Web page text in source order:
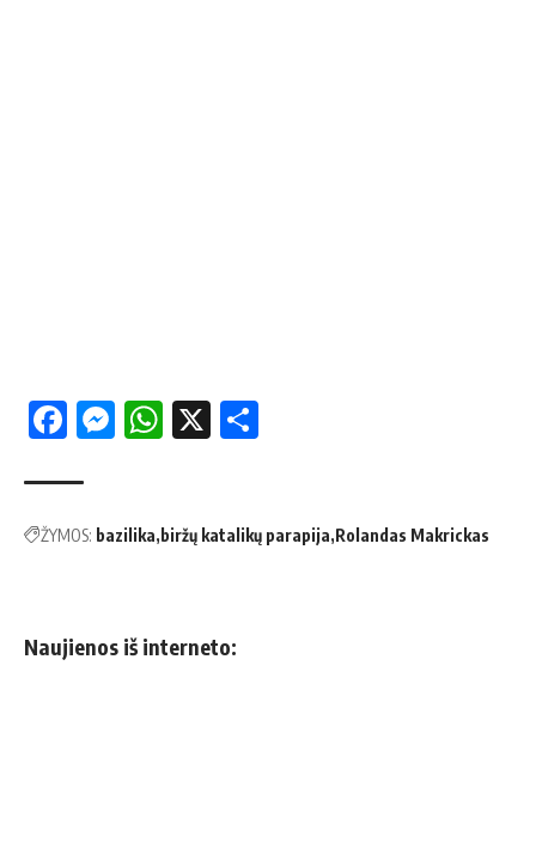
Facebook
Messenger
WhatsApp
X
ŽYMOS: bazilika biržų katalikų parapija Rolandas Makrickas
Naujienos iš interneto: